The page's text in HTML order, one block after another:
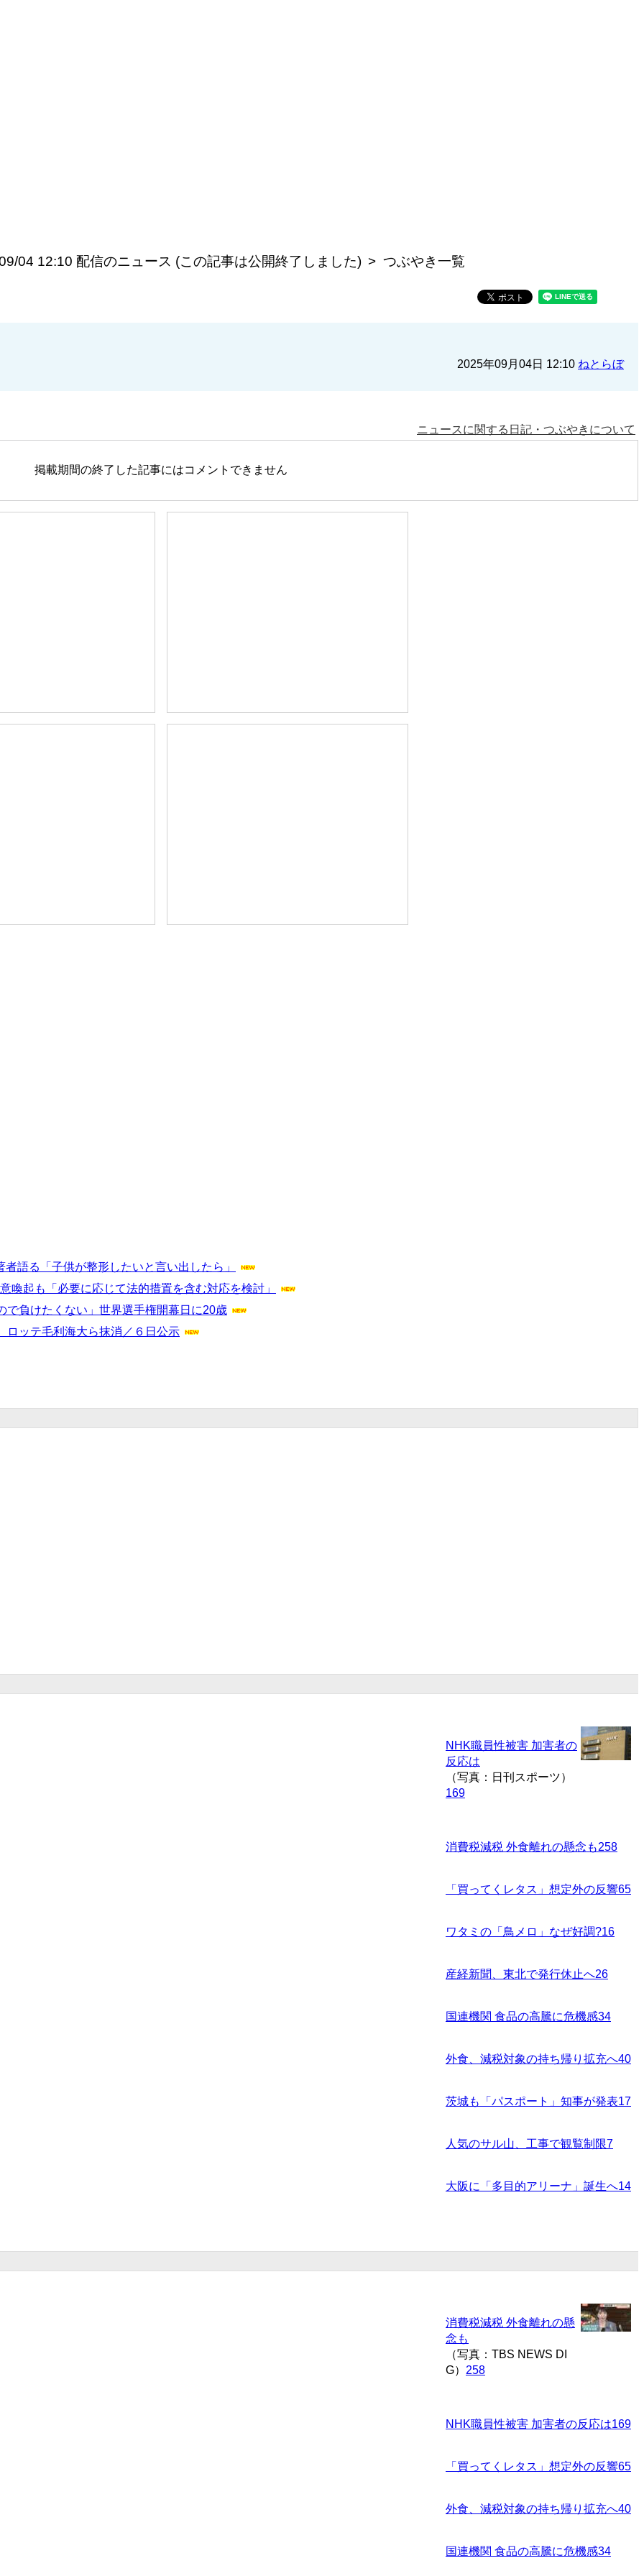
04 12:10 配信のニュース (この記事は公開終了しました) つぶやき一覧
2025年09月04日 12:10 ねとらぼ
ニュースに関する日記・つぶやきについて
掲載期間の終了した記事にはコメントできません
語る「子供が整形したいと言い出したら」
喚起も「必要に応じて法的措置を含む対応を検討」
で負けたくない」世界選手権開幕日に20歳
ロッテ毛利海大ら抹消／６日公示
NHK職員性被害 加害者の
反応は
（写真：日刊スポーツ）
169
消費税減税 外食離れの懸念も258
「買ってくレタス」想定外の反響65
ワタミの「鳥メロ」なぜ好調?16
産経新聞、東北で発行休止へ26
国連機関 食品の高騰に危機感34
外食、減税対象の持ち帰り拡充へ40
茨城も「パスポート」知事が発表17
人気のサル山、工事で観覧制限7
大阪に「多目的アリーナ」誕生へ14
消費税減税 外食離れの懸
念も
（写真：TBS NEWS DI
G） 258
NHK職員性被害 加害者の反応は169
「買ってくレタス」想定外の反響65
外食、減税対象の持ち帰り拡充へ40
国連機関 食品の高騰に危機感34